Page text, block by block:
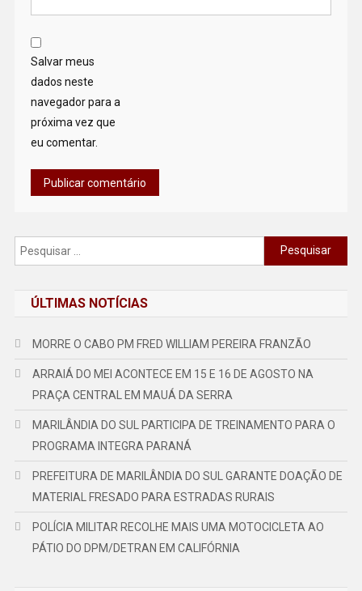
Salvar meus
dados neste
navegador para a
próxima vez que
eu comentar.
Pesquisar
por:
ÚLTIMAS NOTÍCIAS
MORRE O CABO PM FRED WILLIAM PEREIRA FRANZÃO
ARRAIÁ DO MEI ACONTECE EM 15 E 16 DE AGOSTO NA
PRAÇA CENTRAL EM MAUÁ DA SERRA
MARILÂNDIA DO SUL PARTICIPA DE TREINAMENTO PARA O
PROGRAMA INTEGRA PARANÁ
PREFEITURA DE MARILÂNDIA DO SUL GARANTE DOAÇÃO DE
MATERIAL FRESADO PARA ESTRADAS RURAIS
POLÍCIA MILITAR RECOLHE MAIS UMA MOTOCICLETA AO
PÁTIO DO DPM/DETRAN EM CALIFÓRNIA